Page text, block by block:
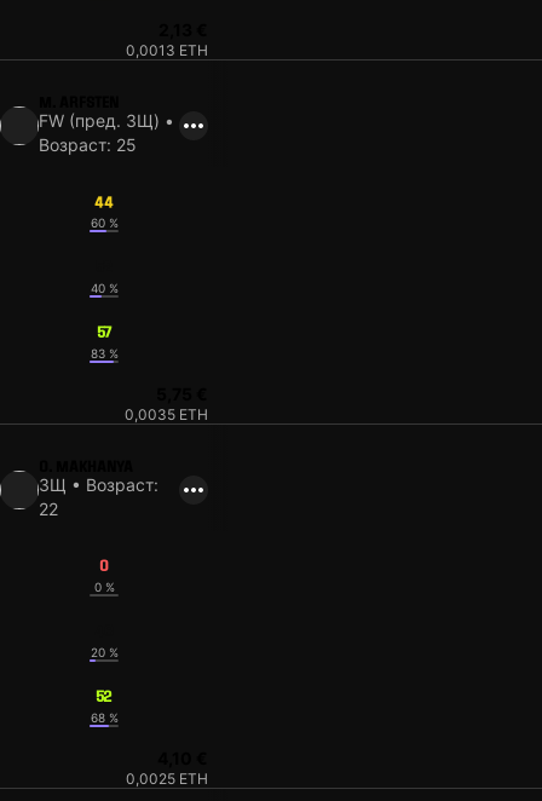
0,0013 ETH
FW (пред. ЗЩ) •
Возраст: 25
44
60 %
40 %
57
83 %
0,0035 ETH
ЗЩ • Возраст:
22
0
0 %
20 %
52
68 %
0,0025 ETH